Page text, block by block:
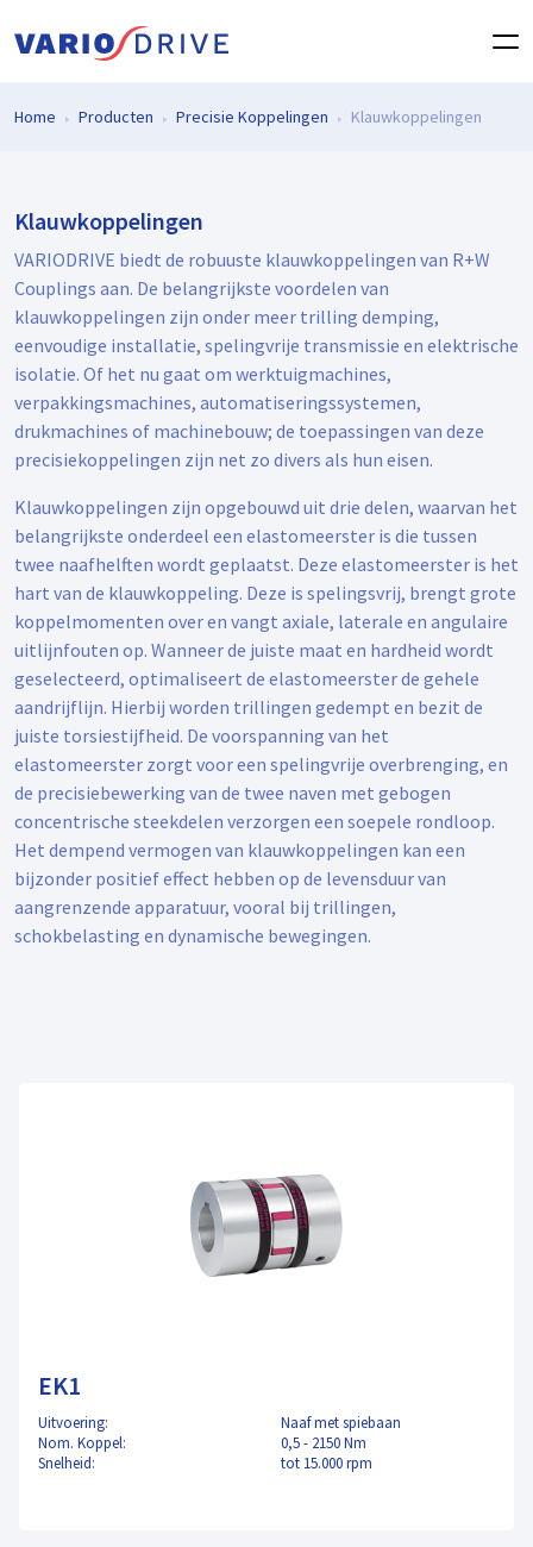
Home Producten Precisie Koppelingen Klauwkoppelingen
Klauwkoppelingen
VARIODRIVE biedt de robuuste klauwkoppelingen van R+W
Couplings aan. De belangrijkste voordelen van
klauwkoppelingen zijn onder meer trilling demping,
eenvoudige installatie, spelingvrije transmissie en elektrische
isolatie. Of het nu gaat om werktuigmachines,
verpakkingsmachines, automatiseringssystemen,
drukmachines of machinebouw; de toepassingen van deze
precisiekoppelingen zijn net zo divers als hun eisen.
Klauwkoppelingen zijn opgebouwd uit drie delen, waarvan het
belangrijkste onderdeel een elastomeerster is die tussen
twee naafhelften wordt geplaatst. Deze elastomeerster is het
hart van de klauwkoppeling. Deze is spelingsvrij, brengt grote
koppelmomenten over en vangt axiale, laterale en angulaire
uitlijnfouten op. Wanneer de juiste maat en hardheid wordt
geselecteerd, optimaliseert de elastomeerster de gehele
aandrijflijn. Hierbij worden trillingen gedempt en bezit de
juiste torsiestijfheid. De voorspanning van het
elastomeerster zorgt voor een spelingvrije overbrenging, en
de precisiebewerking van de twee naven met gebogen
concentrische steekdelen verzorgen een soepele rondloop.
Het dempend vermogen van klauwkoppelingen kan een
bijzonder positief effect hebben op de levensduur van
aangrenzende apparatuur, vooral bij trillingen,
schokbelasting en dynamische bewegingen.
EK1
Uitvoering:
Naaf met spiebaan
Nom. Koppel:
0,5 - 2150 Nm
Snelheid:
tot 15.000 rpm